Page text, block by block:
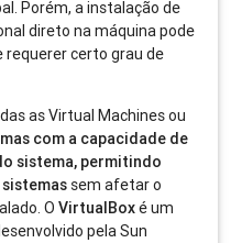
Porém, a instalação de
direto na máquina pode
requerer certo grau de
as Virtual Machines ou
com a capacidade de
sistema, permitindo
sem afetar o
OVirtualBoxé um
pela Sun